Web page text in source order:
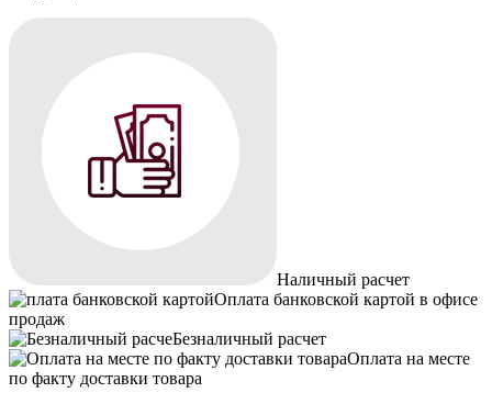
Наличный расчет
Оплата банковской картой в офисе
продаж
Безналичный расчет
Оплата на месте
по факту доставки товара